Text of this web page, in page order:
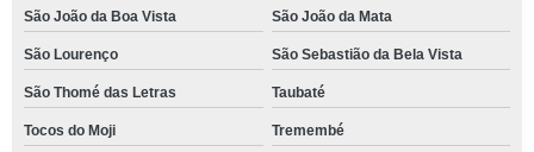
São João da Boa Vista São João da Mata
São Lourenço São Sebastião da Bela Vista
São Thomé das Letras Taubaté
Tocos do Moji Tremembé